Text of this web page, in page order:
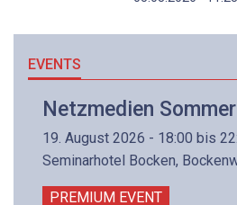
EVENTS
Netzmedien
19. August 2026 - 18:00 bis
Seminarhotel Bocken,
PREMIUM EVENT